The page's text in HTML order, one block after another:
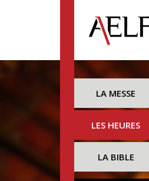
LA MESSE
LES HEURES
LA BIBLE